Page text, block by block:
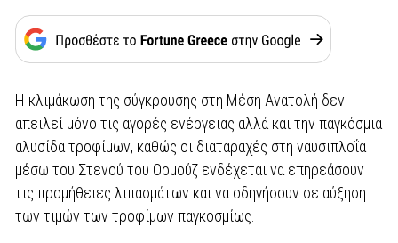
Η κλιμάκωση της σύγκρουσης στη Μέση Ανατολή δεν
απειλεί μόνο τις αγορές ενέργειας αλλά και την παγκόσμια
αλυσίδα τροφίμων, καθώς οι διαταραχές στη ναυσιπλοΐα
μέσω του Στενού του Ορμούζ ενδέχεται να επηρεάσουν
τις προμήθειες λιπασμάτων και να οδηγήσουν σε αύξηση
των τιμών των τροφίμων παγκοσμίως.